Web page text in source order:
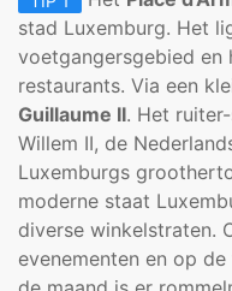
stad Luxemburg. Het
voetgangersgebied en
restaurants. Via een
Guillaume II. Het
Willem II, de
Luxemburgs
moderne staat
diverse winkelstraten.
evenementen en op